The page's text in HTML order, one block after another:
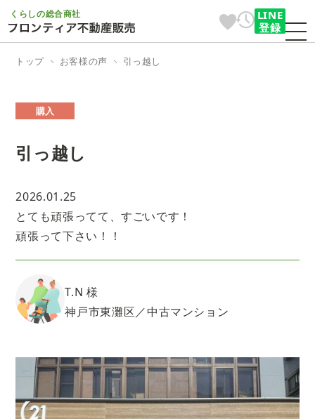
くらしの総合商社
LINE
登録
トップ お客様の声 引っ越し
購入
引っ越し
2026.01.25
とても頑張ってて、すごいです！
頑張って下さい！！
T.N 様
神戸市東灘区／中古マンション